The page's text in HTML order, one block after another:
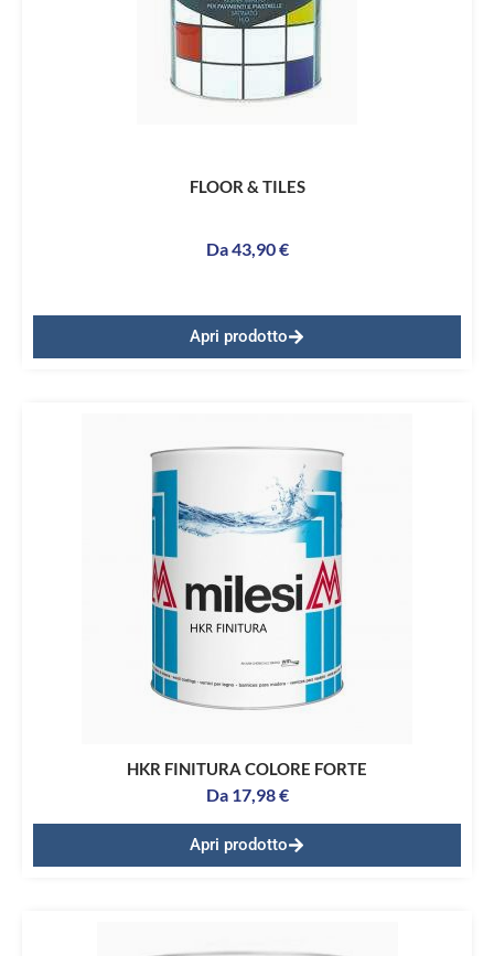
FLOOR & TILES
Da43,90€
Apri prodotto
HKR FINITURA COLORE FORTE
Da 17,98€
Apri prodotto